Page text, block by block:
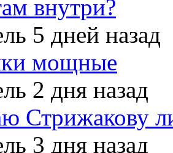
внутри?
5 дней назад
мощные
2 дня назад
Стрижакову
3 дня назад